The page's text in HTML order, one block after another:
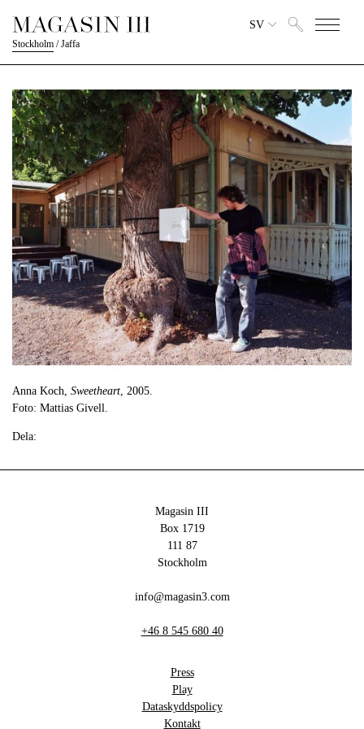
Stockholm /Jaffa
SV
Anna Koch, Sweetheart, 2005.
Foto: Mattias Givell.
Dela:
Magasin III
Box 1719
111 87
Stockholm
info@magasin3.com
+46 8 545 680 40
Press
Play
Dataskyddspolicy
Kontakt